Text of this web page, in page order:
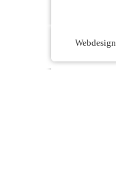
Webdesign